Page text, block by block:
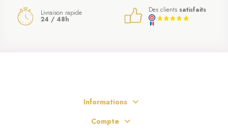
Livraison rapide
24 / 48h
Des clients satisfaits
Informations
Compte